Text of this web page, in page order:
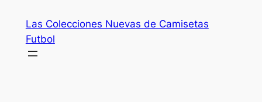
contenido
Las Colecciones Nuevas de Camisetas
Futbol